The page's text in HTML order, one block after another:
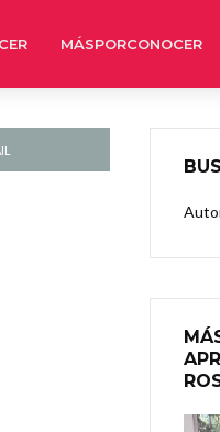
MÁSPORCONOCER